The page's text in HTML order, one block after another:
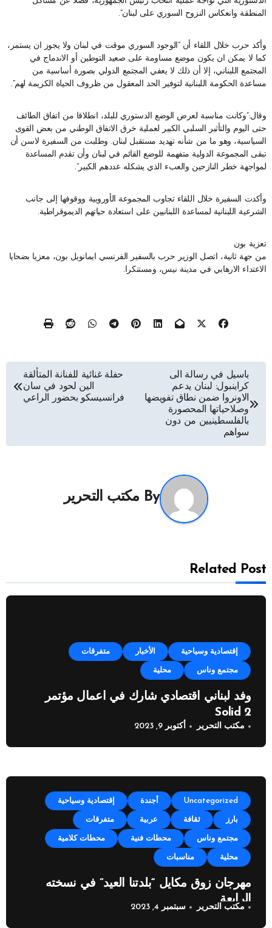
المنطقة وانعكاس النزوح السوري على لبنان”.
وأكد حرب خلال اللقاء أن “الوجود السوري موقت في لبنان ولا يجوز ان يستمر،
كما لا يمكن ان يكون موضع مساومة على صعيد التوطين أو الاندماج في
المجتمع اللبناني، إلا أن ذلك لا يعفي المجتمع الدولي بصورة أساسية من
مساعدة الحكومة اللبنانية لتوفير الحد المعقول من ظروف الحياة الكريمة لهم”.
وقال:”وكانت مناسبة لعرض الوضع الدستوري للبلد، انطلاقا من اتفاق الطائف
حتى اليوم والتأثير السلبي الكبير لعملية خرق الاتفاق الوطني من بعض القوى
السياسية، وهو ما من شأنه تهديد مستقبل لبنان. وطلبت من السفيرة لاسن أن
تبقى المجموعة الدولية متفهمة للوضع القائم في لبنان وأن تقدم المساعدة
لمواجهة خطر النازحين والعبء الذي يشكله عددهم الكبير”.
وأكدت السفيرة خلال اللقاء تجاوب المجموعة الأوروبية ووقوفها إلى جانب
الشرعية اللبنانية لمساعدة اللبنانيين على استعادة حياتهم الديموقراطية.
تعزية بون
من جهة ثانية، اتصل الوزير حرب بالسفير الفرنسي ايمانويل بون، معزيا بضحايا
الاعتداء الارهابي في مدينة نيس، ومستنكرا.
تصفّح
المقالات
باسيل في رسالة الى
كراينبول: لبنان يدعم
الاونروا ضمن نطاق تفويضها
وصلاحياتها المحصورة
بالفلسطينيين من دون
سواهم
حفلة غنائية للفنانة المتألقة
الين لحود في سان
فرانسيسكو بحضور الراعي
By مكتب التحرير
Related Post
إقتصادية وسياحية الأخبار متفرقات
مجتمع وناس محلية
وفد لبناني اقتصادي شارك في اعمال مؤتمر
Solid 2
مكتب التحرير أكتوبر 9, 2023
Uncategorized أجندة إقتصادية وسياحية
بارز ثقافة عربية متفرقات
مجتمع وناس محطات فنية محطات كلامية
محلية مناسبات
مهرجان زوق مكايل “بلدتنا العيد” في نسخته
الرابعة
مكتب التحرير سبتمبر 4, 2023